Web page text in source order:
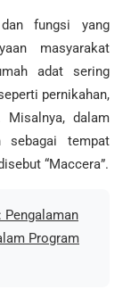
fungsi yang
masyarakat
adat sering
pernikahan,
Misalnya, dalam
sebagai tempat
“Maccera”.
Pengalaman
Program